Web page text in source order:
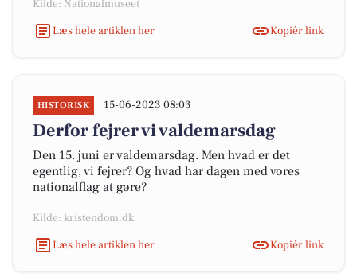
Kilde: Nationalmuseet
Læs hele artiklen her
Kopiér link
HISTORISK 15-06-2023 08:03
Derfor fejrer vi valdemarsdag
Den 15. juni er valdemarsdag. Men hvad er det
egentlig, vi fejrer? Og hvad har dagen med vores
nationalflag at gøre?
Kilde: kristendom.dk
Læs hele artiklen her
Kopiér link